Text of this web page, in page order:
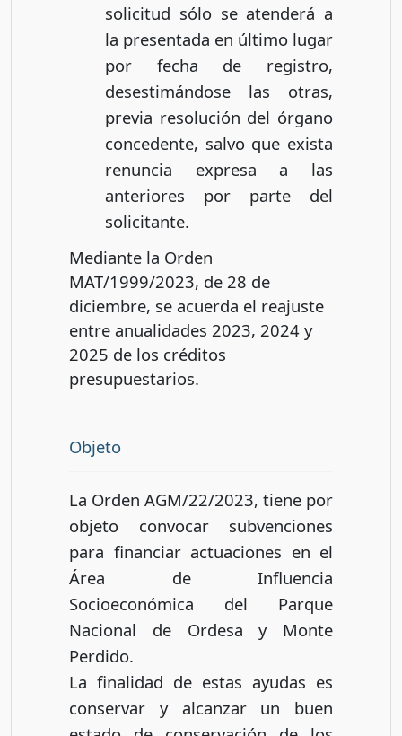
solicitud sólo se atenderá a
la presentada en último lugar
por fecha de registro,
desestimándose las otras,
previa resolución del órgano
concedente, salvo que exista
renuncia expresa a las
anteriores por parte del
solicitante.
Mediante la Orden
MAT/1999/2023, de 28 de
diciembre, se acuerda el reajuste
entre anualidades 2023, 2024 y
2025 de los créditos
presupuestarios.
Objeto
La Orden AGM/22/2023, tiene por
objeto convocar subvenciones
para financiar actuaciones en el
Área de Influencia
Socioeconómica del Parque
Nacional de Ordesa y Monte
Perdido.
La finalidad de estas ayudas es
conservar y alcanzar un buen